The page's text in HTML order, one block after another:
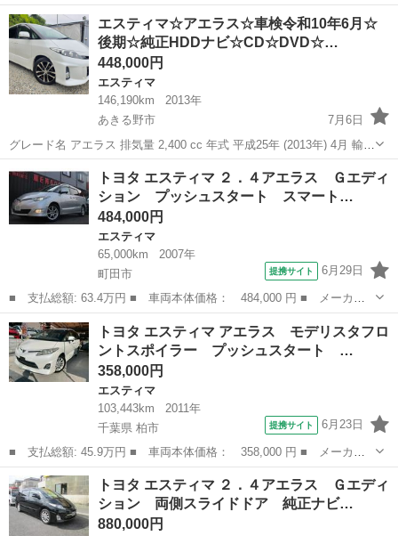
名： トヨタ ■ 車種名： エスティマ ■ グレード名： ２．４ア
エラス Ｇエディション 実走行４万キロ台 車検令和１０年７月
純正ナビ Ｃ...
東京 あきる野市 エスティマ
エスティマ☆アエラス☆車検令和10年6月☆
後期☆純正HDDナビ☆CD☆DVD☆…
448,000円
エスティマ
146,190km
2013年
あきる野市
7月6日
グレード名 アエラス 排気量 2,400 cc 年式 平成25年 (2013年) 4月 輸入
車モデル年式 - 走行距離 146,190 km 走行距離の状態 実走行 色系統 シ
ロ系 色の名称 0...
東京 あきる野市
トヨタ エスティマ ２．４アエラス Ｇエディ
ション プッシュスタート スマート…
484,000円
エスティマ
65,000km
2007年
町田市
提携サイト 6月29日
■ 支払総額: 63.4万円 ■ 車両本体価格： 484,000 円 ■ メーカー
名： トヨタ ■ 車種名： エスティマ ■ グレード名： ２．４ア
エラス Ｇエディション プッシュスタート スマートキー 両側電
動スライドド...
東京 町田市 エスティマ
トヨタ エスティマ アエラス モデリスタフロ
ントスポイラー プッシュスタート …
358,000円
エスティマ
103,443km
2011年
千葉県 柏市
提携サイト 6月23日
■ 支払総額: 45.9万円 ■ 車両本体価格： 358,000 円 ■ メーカー
名： トヨタ ■ 車種名： エスティマ ■ グレード名： アエラ
ス モデリスタフロントスポイラー プッシュスタート リアモニタ
ー ＥＴＣ ■...
千葉 柏市 エスティマ
トヨタ エスティマ ２．４アエラス Ｇエディ
ション 両側スライドドア 純正ナビ…
880,000円